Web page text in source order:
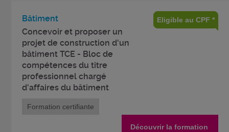
Bâtiment
Concevoir et proposer un
projet de construction d'un
bâtiment TCE - Bloc de
compétences du titre
professionnel chargé
d'affaires du bâtiment
Eligible au CPF *
Formation certifiante
Découvrir la formation